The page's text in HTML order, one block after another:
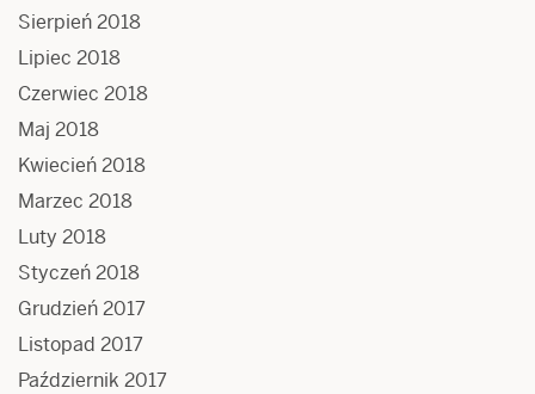
Sierpień 2018
Lipiec 2018
Czerwiec 2018
Maj 2018
Kwiecień 2018
Marzec 2018
Luty 2018
Styczeń 2018
Grudzień 2017
Listopad 2017
Październik 2017